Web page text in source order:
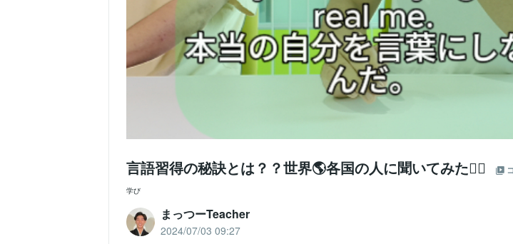
言語習得の秘訣とは？？世界🌎各国の人に聞いてみた🙎‍♂️
学び
まっつーTeacher
2024/07/03 09:27